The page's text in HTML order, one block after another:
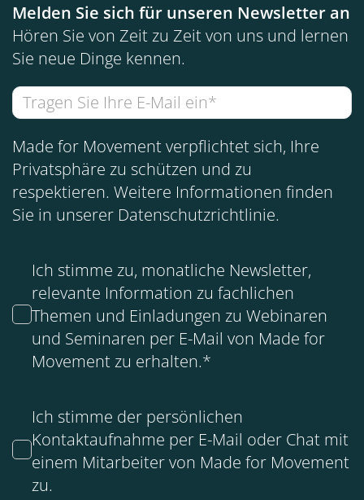
Melden Sie sich für unseren Newsletter an
Hören Sie von Zeit zu Zeit von uns und lernen
Sie neue Dinge kennen.
Made for Movement verpflichtet sich, Ihre
Privatsphäre zu schützen und zu
respektieren. Weitere Informationen finden
Sie in unserer Datenschutzrichtlinie.
Ich stimme zu, monatliche Newsletter,
relevante Information zu fachlichen
Themen und Einladungen zu Webinaren
und Seminaren per E-Mail von Made for
Movement zu erhalten.*
Ich stimme der persönlichen
Kontaktaufnahme per E-Mail oder Chat mit
einem Mitarbeiter von Made for Movement
zu.